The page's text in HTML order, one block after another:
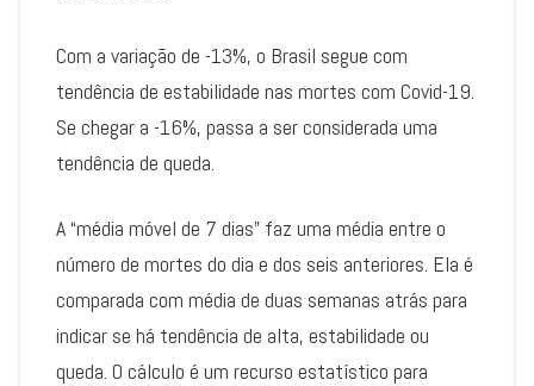
Com a variação de -13%, o Brasil segue com
tendência de estabilidade nas mortes com Covid-19.
Se chegar a -16%, passa a ser considerada uma
tendência de queda.
A “média móvel de 7 dias” faz uma média entre o
número de mortes do dia e dos seis anteriores. Ela é
comparada com média de duas semanas atrás para
indicar se há tendência de alta, estabilidade ou
queda. O cálculo é um recurso estatístico para